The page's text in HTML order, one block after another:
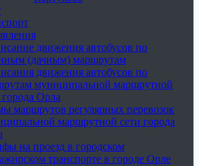
движения автобусов по
(дачным) маршрутам
движения автобусов по
муниципальной маршрутной
города Орла
маршрутов регулярных перевозок
маршрутной сети города
на проезд в городском
транспорте в городе Орле